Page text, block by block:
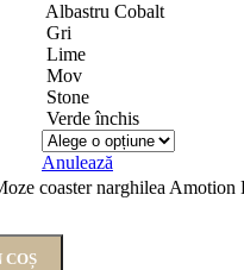
Albastru Cobalt
Gri
Lime
Mov
Stone
Verde închis
Anulează
coaster narghilea Amotion
COȘ